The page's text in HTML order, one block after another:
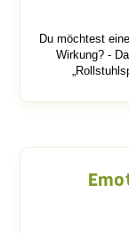
Du möchtest
Wirkung? -